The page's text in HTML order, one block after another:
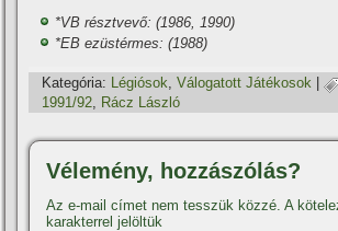
*VB résztvevő: (1986, 1990)
*EB ezüstérmes: (1988)
Kategória: Légiósok,Válogatott Játékosok |
1991/92, Rácz László
Vélemény, hozzászólás?
Az e-mail címet nem tesszük közzé. A
karakterrel jelöltük